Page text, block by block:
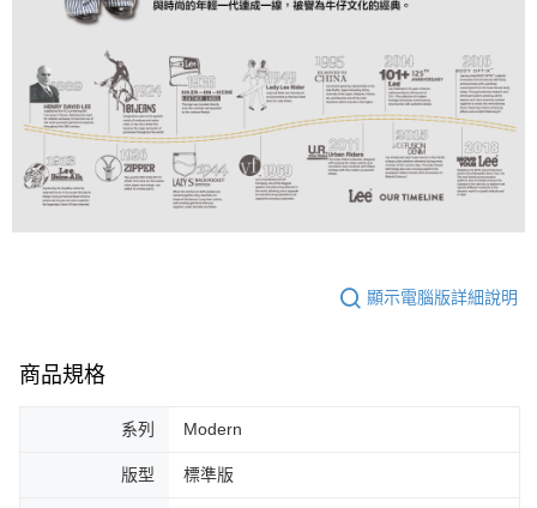
顯示電腦版詳細說明
商品規格
系列 Modern
版型 標準版